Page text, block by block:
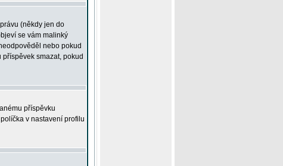
(někdy jen do
se vám malinký
nebo pokud
smazat, pokud
příspěvku
v nastavení profilu